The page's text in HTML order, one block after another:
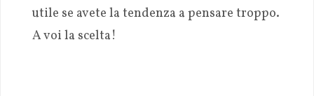
utile se avete la tendenza a pensare troppo.
A voi la scelta!